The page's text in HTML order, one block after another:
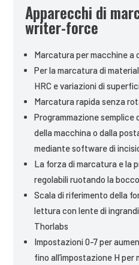
Apparecchi di
writer-force
Marcatura per macchine a
Per la marcatura di
HRC e variazioni di
Marcatura rapida senza
Programmazione
della macchina o dalla
mediante software di
La forza di marcatura e la
regolabili ruotando la
Scala di riferimento della
lettura con lente di
Thorlabs
Impostazioni 0-7 per
fino all’impostazione H per